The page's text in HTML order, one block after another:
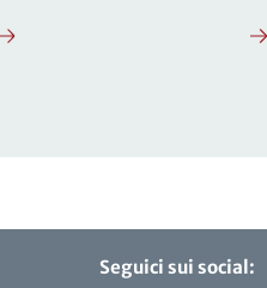
Seguici sui social: